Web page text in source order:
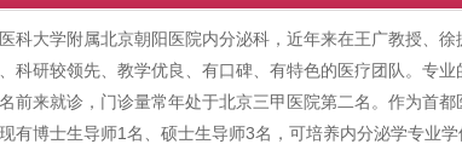
科大学附属北京朝阳医院内分泌科，近年来在王广教授、
科研较领先、教学优良、有口碑、有特色的医疗团队。专
前来就诊，门诊量常年处于北京三甲医院第二名。作为首
有博士生导师1名、硕士生导师3名，可培养内分泌学专业